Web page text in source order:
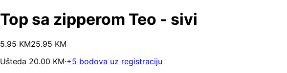
Top sa zipperom Teo - sivi
5.95 KM25.95 KM
Ušteda 20.00 KM·+5 bodova uz registraciju